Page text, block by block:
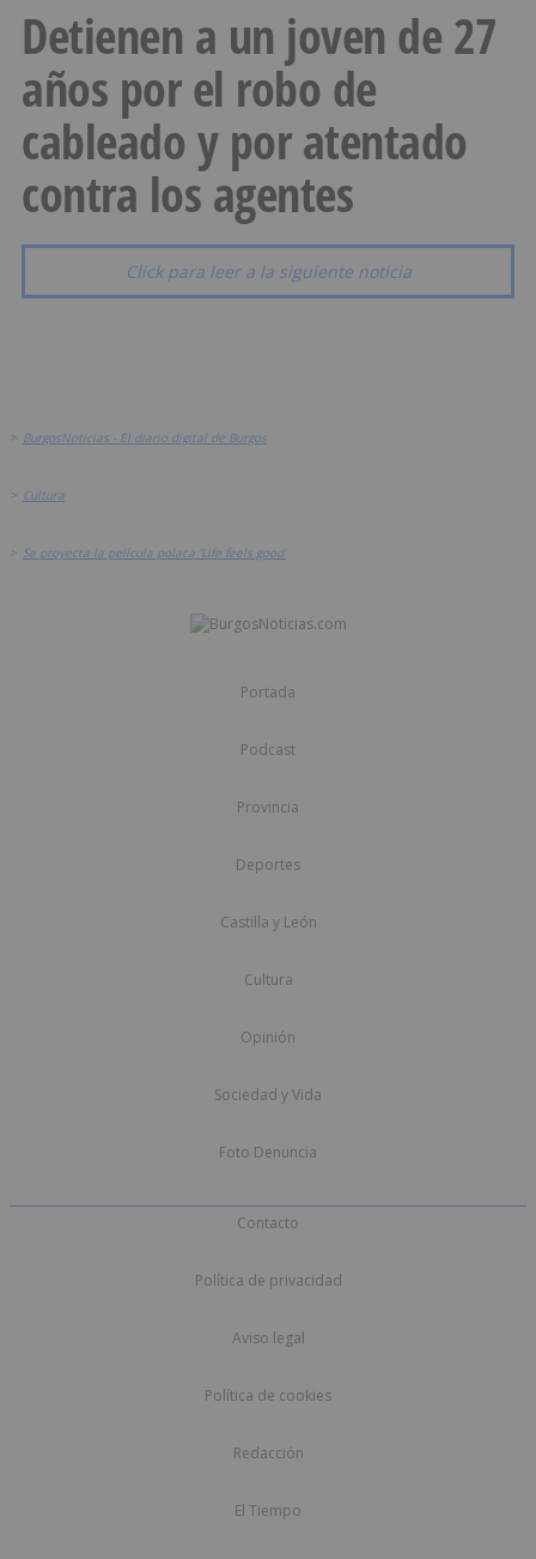
Detienen a un joven de 27
años por el robo de
cableado y por atentado
contra los agentes
Click para leer a la siguiente noticia
> BurgosNoticias - El diario digital de Burgos
> Cultura
> Se proyecta la película polaca 'Life feels good'
Portada
Podcast
Provincia
Deportes
Castilla y León
Cultura
Opinión
Sociedad y Vida
Foto Denuncia
Contacto
Política de privacidad
Aviso legal
Política de cookies
Redacción
El Tiempo